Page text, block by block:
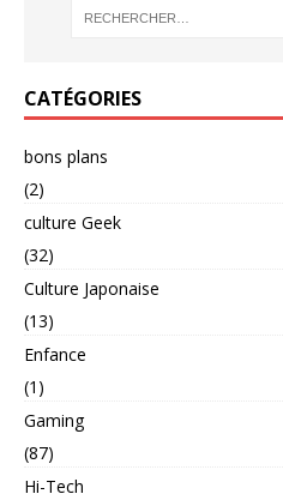
CATÉGORIES
bons plans
(2)
culture Geek
(32)
Culture Japonaise
(13)
Enfance
(1)
Gaming
(87)
Hi-Tech